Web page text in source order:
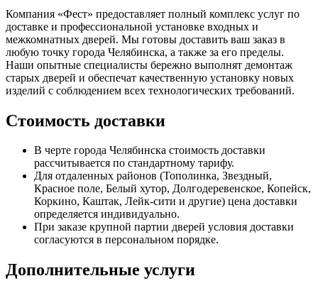
Компания «Фест» предоставляет полный комплекс услуг по
доставке и профессиональной установке входных и
межкомнатных дверей. Мы готовы доставить ваш заказ в
любую точку города Челябинска, а также за его пределы.
Наши опытные специалисты бережно выполнят демонтаж
старых дверей и обеспечат качественную установку новых
изделий с соблюдением всех технологических требований.
Стоимость доставки
В черте города Челябинска стоимость доставки
рассчитывается по стандартному тарифу.
Для отдаленных районов (Тополинка, Звездный,
Красное поле, Белый хутор, Долгодеревенское, Копейск,
Коркино, Каштак, Лейк-сити и другие) цена доставки
определяется индивидуально.
При заказе крупной партии дверей условия доставки
согласуются в персональном порядке.
Дополнительные услуги